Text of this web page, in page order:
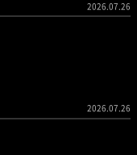
2026.07.26
2026.07.26